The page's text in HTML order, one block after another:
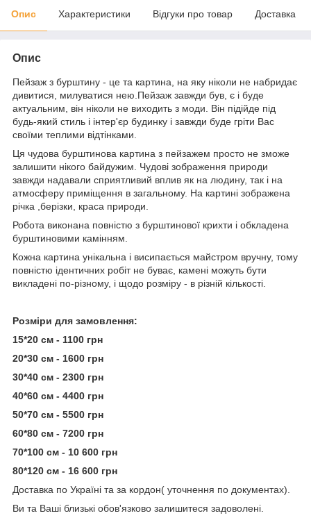
Опис Характеристики Відгуки про товар Доставка
Опис
Пейзаж з бурштину - це та картина, на яку ніколи не набридає
дивитися, милуватися нею.Пейзаж завжди був, є і буде
актуальним, він ніколи не виходить з моди. Він підійде під
будь-який стиль і інтер'єр будинку і завжди буде гріти Вас
своїми теплими відтінками.
Ця чудова бурштинова картина з пейзажем просто не зможе
залишити нікого байдужим. Чудові зображення природи
завжди надавали сприятливий вплив як на людину, так і на
атмосферу приміщення в загальному. На картині зображена
річка ,берізки, краса природи.
Робота виконана повністю з бурштинової крихти і обкладена
бурштиновими камінням.
Кожна картина унікальна і висипається майстром вручну, тому
повністю ідентичних робіт не буває, камені можуть бути
викладені по-різному, і щодо розміру - в різній кількості.
Розміри для замовлення:
15*20 см - 1100 грн
20*30 см - 1600 грн
30*40 см - 2300 грн
40*60 см - 4400 грн
50*70 см - 5500 грн
60*80 см - 7200 грн
70*100 см - 10 600 грн
80*120 см - 16 600 грн
Доставка по Україні та за кордон( уточнення по документах).
Ви та Ваші близькі обов'язково залишитеся задоволені.